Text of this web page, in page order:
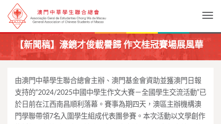
【新聞稿】濠鏡才俊載譽歸 作文桂冠賽場展風華
由澳門中華學生聯合總會主辦、澳門基金會資助並獲澳門日報
支持的“2024/2025中國中學生作文大賽－全國學生交流活動”已
於日前在江西南昌順利落幕。賽事為期四天，澳區主辦機構澳
門學聯帶領7名入圍學生組成代表團參賽。本次活動以文學創作